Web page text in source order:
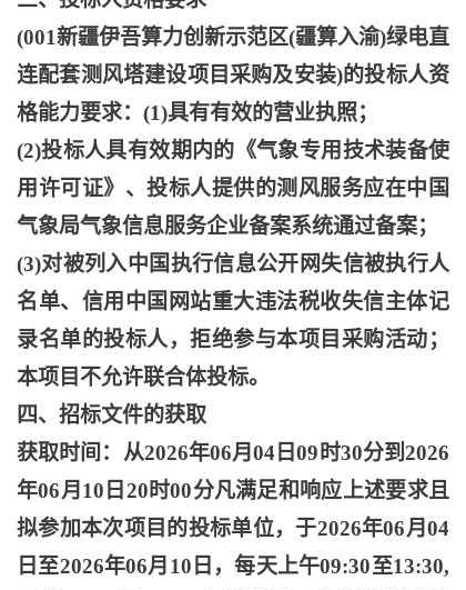
(001新疆伊吾算力创新示范区(疆算入渝)绿电直
连配套测风塔建设项目采购及安装)的投标人资
格能力要求：(1)具有有效的营业执照；
(2)投标人具有效期内的《气象专用技术装备使
用许可证》、投标人提供的测风服务应在中国
气象局气象信息服务企业备案系统通过备案；
(3)对被列入中国执行信息公开网失信被执行人
名单、信用中国网站重大违法税收失信主体记
录名单的投标人，拒绝参与本项目采购活动；
本项目不允许联合体投标。
四、招标文件的获取
获取时间：从2026年06月04日09时30分到2026
年06月10日20时00分凡满足和响应上述要求且
拟参加本次项目的投标单位，于2026年06月04
日至2026年06月10日，每天上午09:30至13:30,